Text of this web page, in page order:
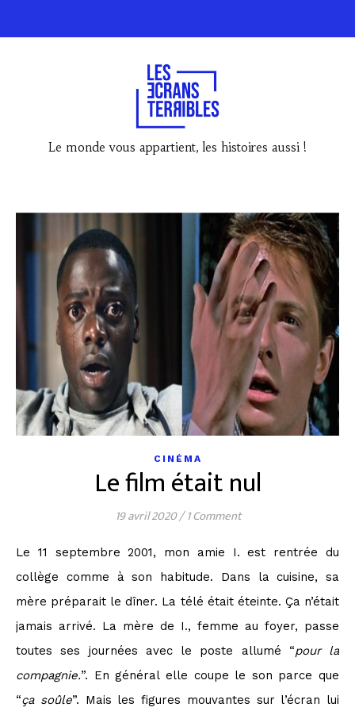
Le monde vous appartient, les histoires aussi !
CINÉMA
Le film était nul
19 avril 2020/ 1 Comment
Le 11 septembre 2001, mon amie I. est rentrée du
collège comme à son habitude. Dans la cuisine, sa
mère préparait le dîner. La télé était éteinte. Ça n’était
jamais arrivé. La mère de I., femme au foyer, passe
toutes ses journées avec le poste allumé “pour la
compagnie.”. En général elle coupe le son parce que
“ça soûle”. Mais les figures mouvantes sur l’écran lui